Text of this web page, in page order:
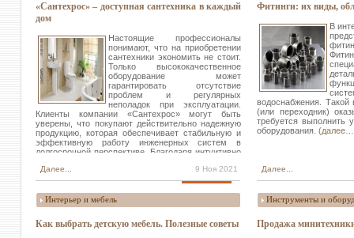
«Сантехрос» – доступная сантехника в каждый
дом
Настоящие профессионалы
понимают, что на приобретении
сантехники экономить не стоит.
Только высококачественное
оборудование может
гарантировать отсутствие
проблем и регулярных
неполадок при эксплуатации.
Клиенты компании «Сантехрос» могут быть
уверены, что покупают действительно надежную
продукцию, которая обеспечивает стабильную и
эффективную работу инженерных систем в
долгосрочной перспективе. Благодаря интуитивно
подобрать
и оформить
предварительный заказ в режиме онлайн.
9 Ноя 2021
Далее...
Фитинги: их виды,
В
водоснабжения. Такой
(или переходник)
требуется выполнить
оборудования.
Далее...
Интерьер и мебель
Как выбрать детскую мебель. Полезные советы
Инструменты и
Продажа